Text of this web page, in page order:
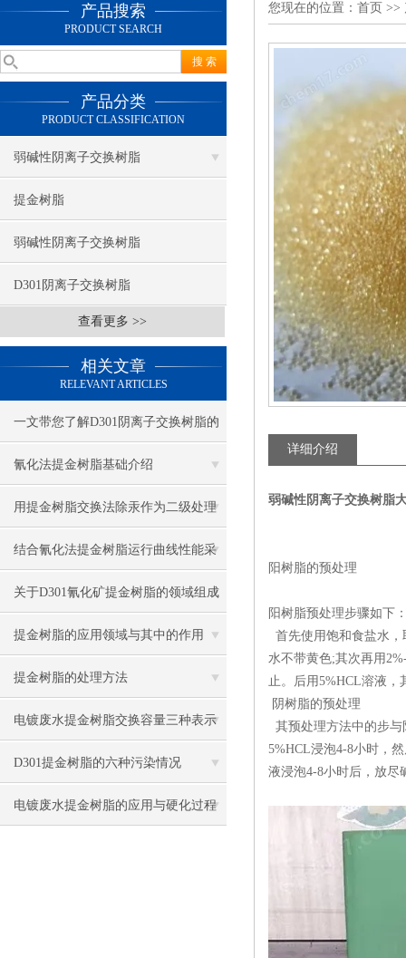
产品搜索
PRODUCT SEARCH
产品分类
PRODUCT CLASSIFICATION
弱碱性阴离子交换树脂
提金树脂
弱碱性阴离子交换树脂
D301阴离子交换树脂
查看更多 >>
相关文章
RELEVANT ARTICLES
一文带您了解D301阴离子交换树脂的
交换容量
氰化法提金树脂基础介绍
用提金树脂交换法除汞作为二级处理
系统可提高生产能力
结合氰化法提金树脂运行曲线性能采
用合适双室浮动床结构
关于D301氰化矿提金树脂的领域组成
提金树脂的应用领域与其中的作用
提金树脂的处理方法
电镀废水提金树脂交换容量三种表示
方式
D301提金树脂的六种污染情况
电镀废水提金树脂的应用与硬化过程
您现在的位置： 首页 >>
详细介绍
弱碱性阴离子交换树脂
阳树脂的预处理
阳树脂预处理步骤如下
首先使用饱和食盐水
水不带黄色;其次再用
止。后用5%HCL溶液
阴树脂的预处理
其预处理方法中的步
5%HCL浸泡4-8小时，
液浸泡4-8小时后，放尽